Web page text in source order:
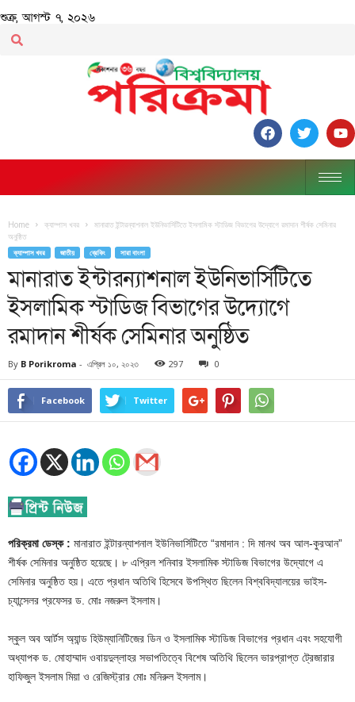
শুক্র, আগস্ট ৭, ২০২৬
Home ক্যাম্পাস খবর
মানারাত ইন্টারন্যাশনাল ইউনিভার্সিটিতে ইসলামিক স্টাডিজ বিভাগের উদ্যোগে রমাদান শীর্ষক সেমিনার
অনুষ্ঠিত
ক্যাম্পাস খবর জাতীয় ব্রেকিং সারা বাংলা
মানারাত ইন্টারন্যাশনাল ইউনিভার্সিটিতে
ইসলামিক স্টাডিজ বিভাগের উদ্যোগে
রমাদান শীর্ষক সেমিনার অনুষ্ঠিত
By B Porikroma - এপ্রিল ১০, ২০২৩ 297 0
Facebook Twitter
পরিক্রমা ডেস্ক : মানারাত ইন্টারন্যাশনাল ইউনিভার্সিটিতে “‍রমাদান : দি মানথ অব আল-কুরআন”
শীর্ষক সেমিনার অনুষ্ঠিত হয়েছে। ৮ এপ্রিল শনিবার ইসলামিক স্টাডিজ বিভাগের উদ্যোগে এ
সেমিনার অনুষ্ঠিত হয়। এতে প্রধান অতিথি হিসেবে উপস্থিত ছিলেন বিশ্ববিদ্যালয়ের ভাইস-
চ্যান্সেলর প্রফেসর ড. মোঃ নজরুল ইসলাম।
স্কুল অব আর্টস অ্যান্ড হিউম্যানিটিজের ডিন ও ইসলামিক স্টাডিজ বিভাগের প্রধান এবং সহযোগী
অধ্যাপক ড. মোহাম্মাদ ওবায়দুল্লাহর সভাপতিত্বে বিশেষ অতিথি ছিলেন ভারপ্রাপ্ত ট্রেজারার
হাফিজুল ইসলাম মিয়া ও রেজিস্ট্রার মোঃ মনিরুল ইসলাম।